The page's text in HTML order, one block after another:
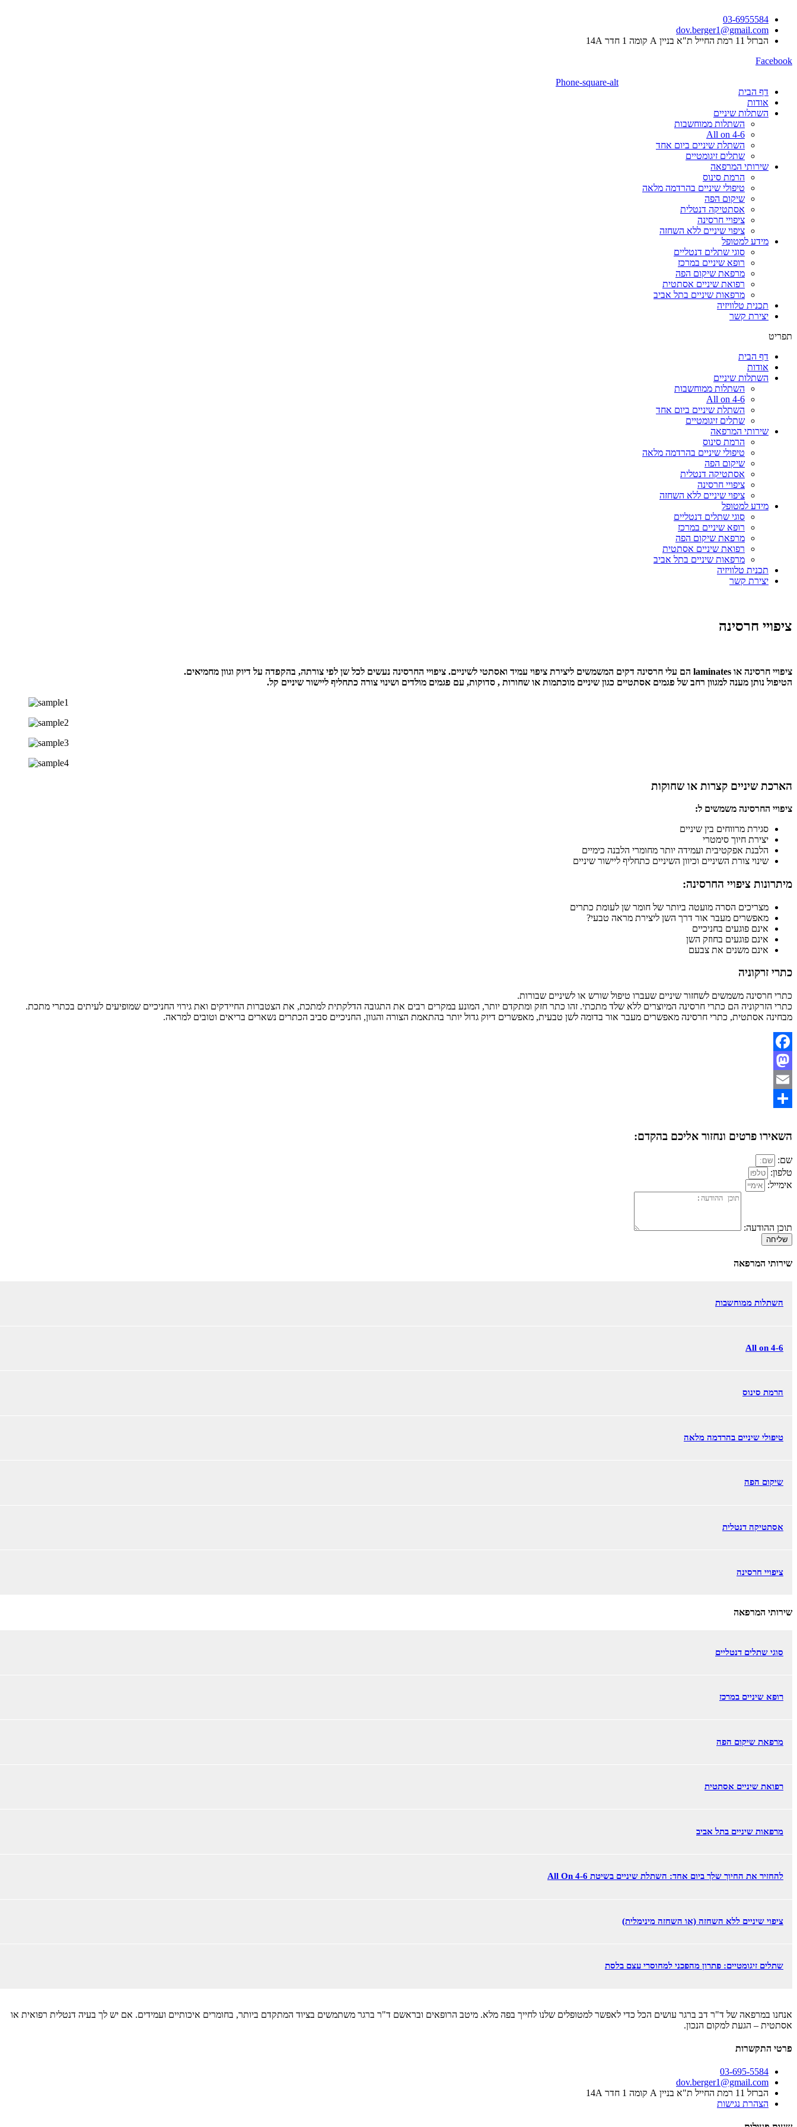
03-6955584
dov.berger1@gmail.com
הברזל 11 רמת החייל ת"א בניין A קומה 1 חדר 14A
Facebook
דף הבית
אודות
השתלות שיניים
השתלות ממוחשבות
All on 4-6
השתלת שיניים ביום אחד
שתלים זיגומטיים
שירותי המרפאה
הרמת סינוס
טיפולי שיניים בהרדמה מלאה
שיקום הפה
אסתטיקה דנטלית
ציפויי חרסינה
ציפוי שיניים ללא השחזה
מידע למטופל
סוגי שתלים דנטליים
רופא שיניים במרכז
מרפאת שיקום הפה
רפואת שיניים אסתטית
מרפאות שיניים בתל אביב
תכנית טלוויזיה
יצירת קשר
תפריט
דף הבית
אודות
השתלות שיניים
השתלות ממוחשבות
All on 4-6
השתלת שיניים ביום אחד
שתלים זיגומטיים
שירותי המרפאה
הרמת סינוס
טיפולי שיניים בהרדמה מלאה
שיקום הפה
אסתטיקה דנטלית
ציפויי חרסינה
ציפוי שיניים ללא השחזה
מידע למטופל
סוגי שתלים דנטליים
רופא שיניים במרכז
מרפאת שיקום הפה
רפואת שיניים אסתטית
מרפאות שיניים בתל אביב
תכנית טלוויזיה
יצירת קשר
Phone-square-alt
ציפויי חרסינה
ציפויי חרסינה או laminates הם עלי חרסינה דקים המשמשים ליצירת ציפוי עמיד ואסתטי לשיניים. ציפויי החרסינה נעשים לכל שן לפי צורתה, בהקפדה על דיוק וגוון מחמיאים.
הטיפול נותן מענה למגוון רחב של פגמים אסתטיים כגון שיניים מוכתמות או שחורות , סדוקות, עם פגמים מולדים ושינוי צורה כתחליף ליישור שיניים קל.
הארכת שיניים קצרות או שחוקות
ציפויי החרסינה משמשים ל:
סגירת מרווחים בין שיניים
יצירת חיוך סימטרי
הלבנת אפקטיבית ועמידה יותר מחומרי הלבנה כימיים
שינוי צורת השיניים וכיוון השיניים כתחליף ליישור שיניים
מיתרונות ציפויי החרסינה:
מצריכים הסרה מועטה ביותר של חומר שן לעומת כתרים
מאפשרים מעבר אור דרך השן ליצירת מראה טבעי?
אינם פוגעים בחניכיים
אינם פוגעים בחוזק השן
אינם משנים את צבעם
כתרי זרקוניה
כתרי חרסינה משמשים לשחזור שיניים שעברו טיפול שורש או לשיניים שבורות.
כתרי הזרקוניה הם כתרי חרסינה המיוצרים ללא שלד מתכתי. זהו כתר חזק ומתקדם יותר, המונע במקרים רבים את התגובה הדלקתית למתכת, את הצטברות החיידקים ואת גירוי החניכיים שמופיעים לעיתים בכתרי מתכת.
מבחינה אסתטית, כתרי חרסינה מאפשרים מעבר אור בדומה לשן טבעית, מאפשרים דיוק גדול יותר בהתאמת הצורה והגוון, החניכיים סביב הכתרים נשארים בריאים וטובים למראה.
Facebook
Mastodon
Email
השאירו פרטים ונחזור אליכם בהקדם:
שם:
טלפון:
אימייל:
תוכן ההודעה:
שליחה
שירותי המרפאה
השתלות ממוחשבות
All on 4-6
הרמת סינוס
טיפולי שיניים בהרדמה מלאה
שיקום הפה
אסתטיקה דנטלית
ציפויי חרסינה
שירותי המרפאה
סוגי שתלים דנטליים
רופא שיניים במרכז
מרפאת שיקום הפה
רפואת שיניים אסתטית
מרפאות שיניים בתל אביב
להחזיר את החיוך שלך ביום אחד: השתלת שיניים בשיטת All On 4-6
ציפוי שיניים ללא השחזה (או השחזה מינימלית)
שתלים זיגומטיים: פתרון מהפכני למחוסרי עצם בלסת
אנחנו במרפאה של ד"ר דב ברגר עושים הכל כדי לאפשר למטופלים שלנו לחייך בפה מלא. מיטב הרופאים ובראשם ד"ר ברגר משתמשים בציוד המתקדם ביותר, בחומרים איכותיים ועמידים. אם יש לך בעיה דנטלית רפואית או
אסתטית – הגעת למקום הנכון.
פרטי התקשרות
03-695-5584
dov.berger1@gmail.com
הברזל 11 רמת החייל ת"א בניין A קומה 1 חדר 14A
הצהרת נגישות